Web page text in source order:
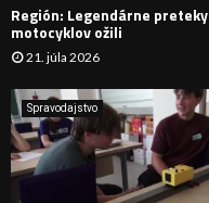
Región: Legendárne preteky
motocyklov ožili
21. júla 2026
Spravodajstvo